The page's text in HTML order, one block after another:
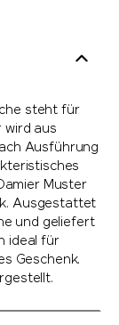
steht für
wird aus
Ausführung
Muster
Ausgestattet
und geliefert
ideal für
Geschenk.